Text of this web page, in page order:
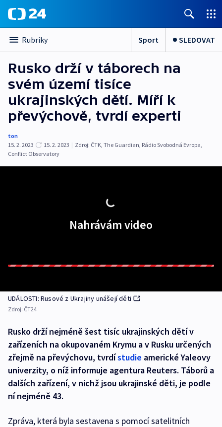
Rubriky Sport SLEDOVAT
Rusko drží v táborech na
svém území tisíce
ukrajinských dětí. Míří k
převýchově, tvrdí experti
ton
15. 2. 2023
15. 2. 2023 | Zdroj: ČTK, The Guardian, Rádio Svobodná Evropa,
Conflict Observatory
Nahrávám video
UDÁLOSTI: Rusové z Ukrajiny unášejí děti
Zdroj: ČT24
Rusko drží nejméně šest tisíc ukrajinských dětí v
zařízeních na okupovaném Krymu a v Rusku určených
zřejmě na převýchovu, tvrdístudie americké Yaleovy
univerzity, o níž informuje agentura Reuters. Táborů a
dalších zařízení, v nichž jsou ukrajinské děti, je podle
ní nejméně 43.
Zpráva, která byla sestavena s pomocí satelitních